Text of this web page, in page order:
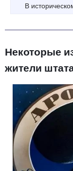
В
Некоторые
жители